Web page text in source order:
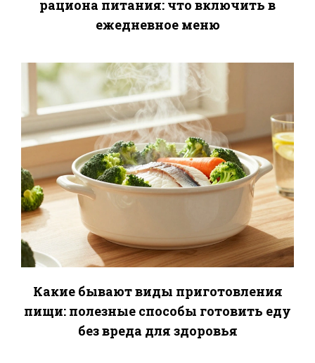
рациона питания: что включить в
ежедневное меню
Какие бывают виды приготовления
пищи: полезные способы готовить еду
без вреда для здоровья